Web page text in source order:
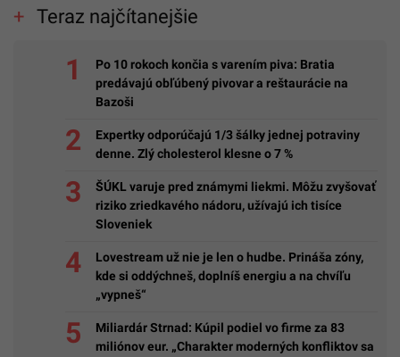
Teraz najčítanejšie
Po 10 rokoch končia s varením piva: Bratia
predávajú obľúbený pivovar a reštaurácie na
Bazoši
Expertky odporúčajú 1/3 šálky jednej potraviny
denne. Zlý cholesterol klesne o 7 %
ŠÚKL varuje pred známymi liekmi. Môžu zvyšovať
riziko zriedkavého nádoru, užívajú ich tisíce
Sloveniek
Lovestream už nie je len o hudbe. Prináša zóny,
kde si oddýchneš, doplníš energiu a na chvíľu
„vypneš“
Miliardár Strnad: Kúpil podiel vo firme za 83
miliónov eur. „Charakter moderných konfliktov sa